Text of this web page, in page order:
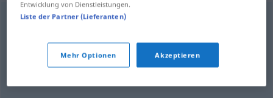
desinteresado
Entwicklung von Dienstleistungen.
Liste der Partner (Lieferanten)
Mehr Optionen Akzeptieren